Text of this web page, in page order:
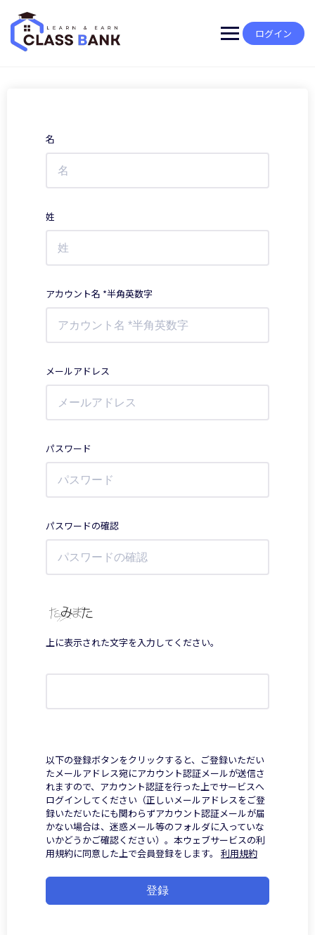
content
ログイン
名
姓
アカウント名 *半角英数字
メールアドレス
パスワード
パスワードの確認
上に表示された文字を入力してください。
以下の登録ボタンをクリックすると、ご登録いただい
たメールアドレス宛にアカウント認証メールが送信さ
れますので、アカウント認証を行った上でサービスへ
ログインしてください（正しいメールアドレスをご登
録いただいたにも関わらずアカウント認証メールが届
かない場合は、迷惑メール等のフォルダに入っていな
いかどうかご確認ください）。本ウェブサービスの利
用規約に同意した上で会員登録をします。 利用規約
登録